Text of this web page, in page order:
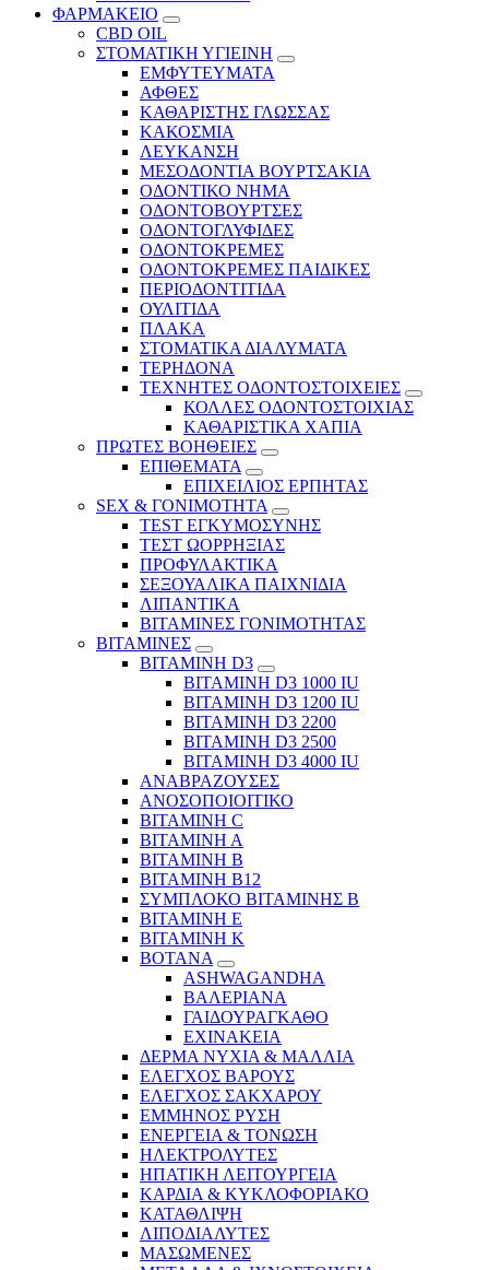
ΦΑΡΜΑΚΕΙΟ
CBD OIL
ΣΤΟΜΑΤΙΚΗ ΥΓΙΕΙΝΗ
ΕΜΦΥΤΕΥΜΑΤΑ
ΑΦΘΕΣ
ΚΑΘΑΡΙΣΤΗΣ ΓΛΩΣΣΑΣ
ΚΑΚΟΣΜΙΑ
ΛΕΥΚΑΝΣΗ
ΜΕΣΟΔΟΝΤΙΑ ΒΟΥΡΤΣΑΚΙΑ
ΟΔΟΝΤΙΚΟ ΝΗΜΑ
ΟΔΟΝΤΟΒΟΥΡΤΣΕΣ
ΟΔΟΝΤΟΓΛΥΦΙΔΕΣ
ΟΔΟΝΤΟΚΡΕΜΕΣ
ΟΔΟΝΤΟΚΡΕΜΕΣ ΠΑΙΔΙΚΕΣ
ΠΕΡΙΟΔΟΝΤΙΤΙΔΑ
ΟΥΛΙΤΙΔΑ
ΠΛΑΚΑ
ΣΤΟΜΑΤΙΚΑ ΔΙΑΛΥΜΑΤΑ
ΤΕΡΗΔΟΝΑ
ΤΕΧΝΗΤΕΣ ΟΔΟΝΤΟΣΤΟΙΧΕΙΕΣ
ΚΟΛΛΕΣ ΟΔΟΝΤΟΣΤΟΙΧΙΑΣ
ΚΑΘΑΡΙΣΤΙΚΑ ΧΑΠΙΑ
ΠΡΩΤΕΣ ΒΟΗΘΕΙΕΣ
ΕΠΙΘΕΜΑΤΑ
ΕΠΙΧΕΙΛΙΟΣ ΕΡΠΗΤΑΣ
SEX & ΓΟΝΙΜΟΤΗΤΑ
TEST ΕΓΚΥΜΟΣΥΝΗΣ
ΤΕΣΤ ΩΟΡΡΗΞΙΑΣ
ΠΡΟΦΥΛΑΚΤΙΚΑ
ΣΕΞΟΥΑΛΙΚΑ ΠΑΙΧΝΙΔΙΑ
ΛΙΠΑΝΤΙΚΑ
ΒΙΤΑΜΙΝΕΣ ΓΟΝΙΜΟΤΗΤΑΣ
ΒΙΤΑΜΙΝΕΣ
ΒΙΤΑΜΙΝΗ D3
ΒΙΤΑΜΙΝΗ D3 1000 IU
ΒΙΤΑΜΙΝΗ D3 1200 IU
ΒΙΤΑΜΙΝΗ D3 2200
ΒΙΤΑΜΙΝΗ D3 2500
BITAMINH D3 4000 IU
ΑΝΑΒΡΑΖΟΥΣΕΣ
ΑΝΟΣΟΠΟΙΟΙΤΙΚΟ
ΒΙΤΑΜΙΝΗ C
ΒΙΤΑΜΙΝΗ Α
ΒΙΤΑΜΙΝΗ Β
ΒΙΤΑΜΙΝΗ Β12
ΣΥΜΠΛΟΚΟ ΒΙΤΑΜΙΝΗΣ Β
ΒΙΤΑΜΙΝΗ Ε
ΒΙΤΑΜΙΝΗ Κ
ΒΟΤΑΝΑ
ASHWAGANDHA
ΒΑΛΕΡΙΑΝΑ
ΓΑΙΔΟΥΡΑΓΚΑΘΟ
ΕΧΙΝΑΚΕΙΑ
ΔΕΡΜΑ ΝΥΧΙΑ & ΜΑΛΛΙΑ
ΕΛΕΓΧΟΣ ΒΑΡΟΥΣ
ΕΛΕΓΧΟΣ ΣΑΚΧΑΡΟΥ
ΕΜΜΗΝΟΣ ΡΥΣΗ
ΕΝΕΡΓΕΙΑ & ΤΟΝΩΣΗ
ΗΛΕΚΤΡΟΛΥΤΕΣ
ΗΠΑΤΙΚΗ ΛΕΙΤΟΥΡΓΕΙΑ
ΚΑΡΔΙΑ & ΚΥΚΛΟΦΟΡΙΑΚΟ
ΚΑΤΑΘΛΙΨΗ
ΛΙΠΟΔΙΑΛΥΤΕΣ
ΜΑΣΩΜΕΝΕΣ